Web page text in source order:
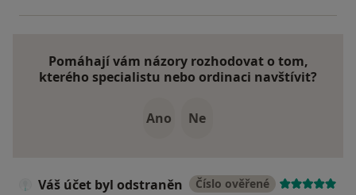
Pomáhají vám názory rozhodovat o tom,
kterého specialistu nebo ordinaci navštívit?
Ano Ne
Váš účet byl odstraněn Číslo ověřené